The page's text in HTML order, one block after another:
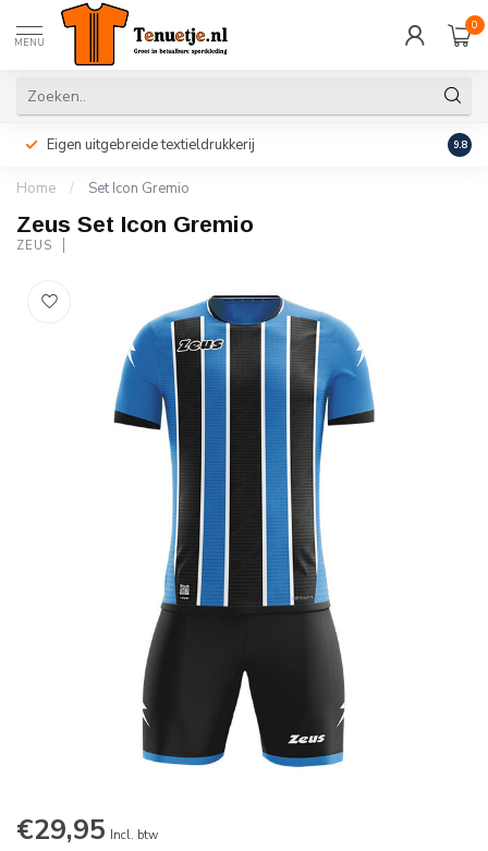
MENU
0
Eigen uitgebreide textieldrukkerij 9.8
Home / Set Icon Gremio
Zeus Set Icon Gremio
ZEUS
€29,95 Incl. btw